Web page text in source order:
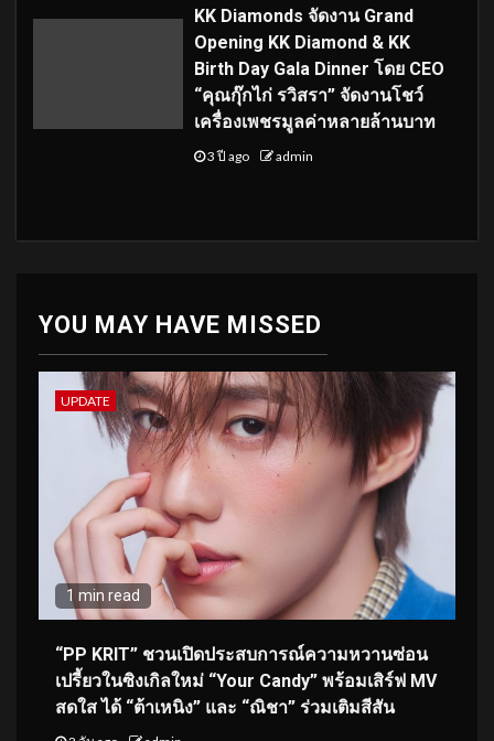
KK Diamonds จัดงาน Grand
Opening KK Diamond & KK
Birth Day Gala Dinner โดย CEO
“คุณกุ๊กไก่ รวิสรา” จัดงานโชว์
เครื่องเพชรมูลค่าหลายล้านบาท
3 ปี ago admin
YOU MAY HAVE MISSED
UPDATE
1 min read
“PP KRIT” ชวนเปิดประสบการณ์ความหวานซ่อน
เปรี้ยวในซิงเกิลใหม่ “Your Candy” พร้อมเสิร์ฟ MV
สดใส ได้ “ต้าเหนิง” และ “ณิชา” ร่วมเติมสีสัน